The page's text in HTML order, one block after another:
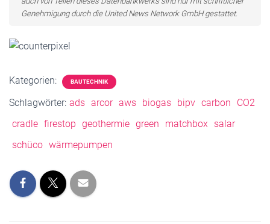
Genehmigung durch die United News Network GmbH gestattet.
Kategorien: BAUTECHNIK
Schlagwörter: ads arcor aws biogas bipv carbon
CO2
cradle firestop geothermie green matchbox salar
schüco wärmepumpen